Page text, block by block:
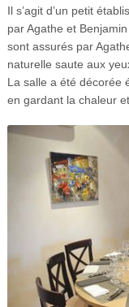
Il s’agit d’un petit
par Agathe et
sont assurés par
naturelle saute aux
La salle a été décorée
en gardant la chaleur